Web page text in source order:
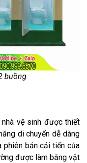
buồng
vệ sinh được thiết
di chuyển dễ dàng
phiên bản cải tiến của
được làm bằng vật